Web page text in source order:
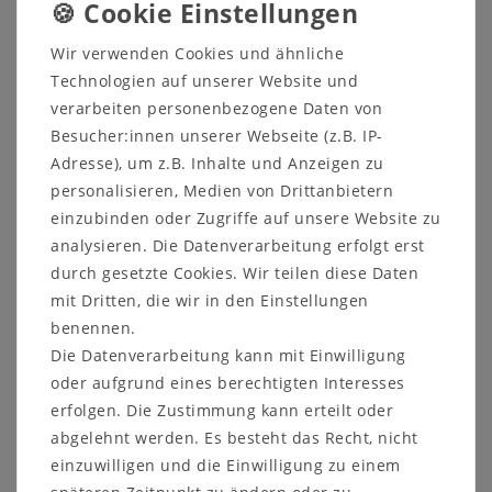
Informationen zum Möbelstück:
Höhe: 235,8 cm
Tiefe: 32,9 cm
Beschreibung:
21 breite Regalböden
14 schmale Regalböden
Weitere Informationen zum
Programm:
Holz und Oberfläche wahlweise:
komplett parkettverleimt
Wir verwenden Cookies und ähnliche
Technologien auf unserer Website und
verarbeiten personenbezogene Daten von
Besucher:innen unserer Webseite (z.B. IP-
Adresse), um z.B. Inhalte und Anzeigen zu
personalisieren, Medien von Drittanbietern
einzubinden oder Zugriffe auf unsere Website zu
analysieren. Die Datenverarbeitung erfolgt erst
durch gesetzte Cookies. Wir teilen diese Daten
mit Dritten, die wir in den Einstellungen
benennen.
Die Datenverarbeitung kann mit Einwilligung
oder aufgrund eines berechtigten Interesses
erfolgen. Die Zustimmung kann erteilt oder
abgelehnt werden. Es besteht das Recht, nicht
einzuwilligen und die Einwilligung zu einem